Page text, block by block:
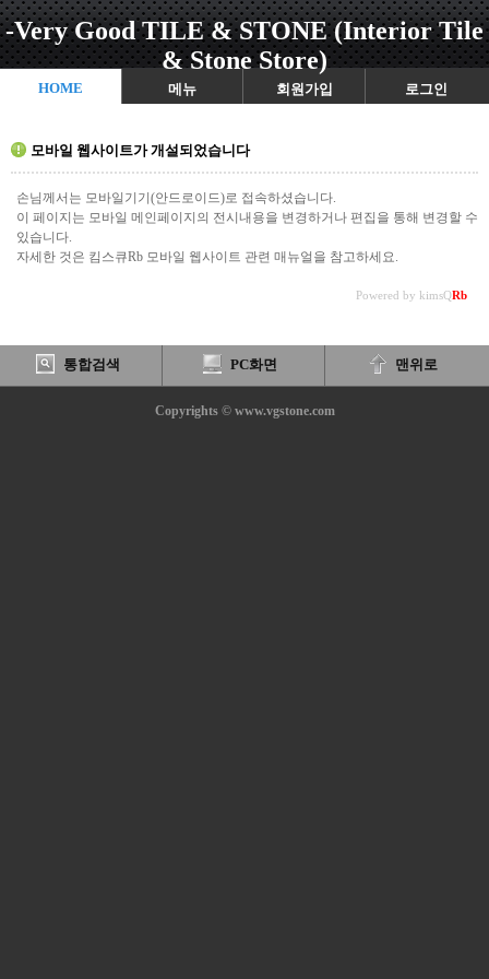
-Very Good TILE & STONE (Interior Tile
& Stone Store)
HOME 메뉴 회원가입 로그인
모바일 웹사이트가 개설되었습니다
손님께서는 모바일기기(안드로이드)로 접속하셨습니다.
이 페이지는 모바일 메인페이지의 전시내용을 변경하거나 편집을 통해 변경할 수
있습니다.
자세한 것은 킴스큐Rb 모바일 웹사이트 관련 매뉴얼을 참고하세요.
Powered by kimsQRb
통합검색 PC화면 맨위로
Copyrights © www.vgstone.com